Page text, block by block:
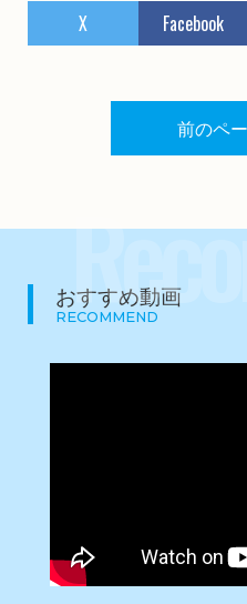
X Facebook
前のペ
おすすめ動画
RECOMMEND